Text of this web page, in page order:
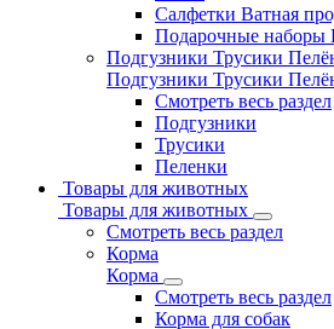
Салфетки Ватная
Подарочные наборы
Подгузники Трусики
Подгузники Трусики
Смотреть весь раздел
Подгузники
Трусики
Пеленки
Товары для животных
Товары для животных
Смотреть весь раздел
Корма
Корма
Смотреть весь раздел
Корма для собак